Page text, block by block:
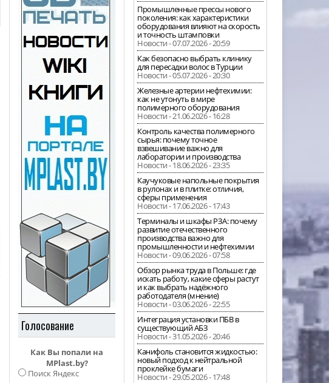
Голосование
Как Вы попали на
MPlast.by?
Поиск Яндекс
Промышленные прессы нового
поколения: как характеристики
оборудования влияют на скорость
и точность штамповки
Новости - 07.07.2026 - 20:59
Как безопасно выбрать клинику
для пересадки волос в Турции
Новости - 05.07.2026 - 20:30
Железные артерии нефтехимии:
как не утонуть в мире
полимерного оборудования
Новости - 21.06.2026 - 16:28
Контроль качества полимерного
сырья: почему точное
взвешивание важно для
лаборатории и производства
Новости - 18.06.2026 - 23:35
Каучуковые напольные покрытия
в рулонах и в плитке: отличия,
сферы применения
Новости - 17.06.2026 - 17:43
Терминалы и шкафы РЗА: почему
развитие отечественного
производства важно для
промышленности и нефтехимии
Новости - 09.06.2026 - 07:58
Обзор рынка труда в Польше: где
искать работу, какие сферы растут
и как выбрать надёжного
работодателя (мнение)
Новости - 03.06.2026 - 22:55
Интеграция установки ПБВ в
существующий АБЗ
Новости - 31.05.2026 - 20:46
Канифоль становится жидкостью:
новый подход к нейтральной
проклейке бумаги
Новости - 29.05.2026 - 17:48